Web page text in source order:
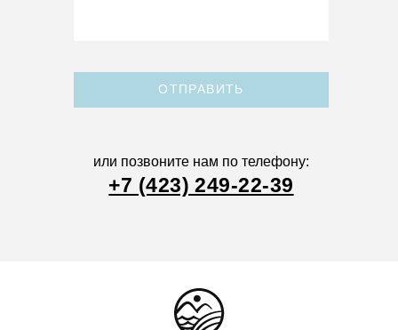
ОТПРАВИТЬ
или позвоните нам по телефону:
+7 (423) 249-22-39